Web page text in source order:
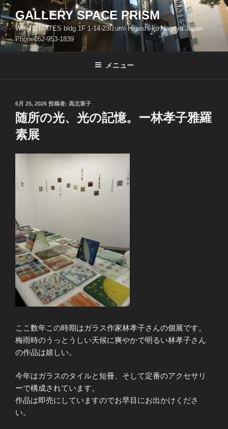
コ
ン
テ
ン
ツ
GALLERY SPACE PRISM
WHITE MATES bldg.1F 1-14-23Izumi Higashi-ku Nagoya Japan
Phone052-953-1839
メニュー
投
稿
日:
6月 25, 2026 投稿者: 高北章子
随所の光、光の記憶。ー林孝子雅羅
素展
ここ数年この時期はガラス作家林孝子さんの個展です。
梅雨時のうっとうしい天候に爽やかで明るい林孝子さん
の作品は嬉しい。
今年はガラスのタイルと短冊、そして定番のアクセサリ
ーで構成されています。
作品は即売にしていますのでお早目にお出かけくださ
い。